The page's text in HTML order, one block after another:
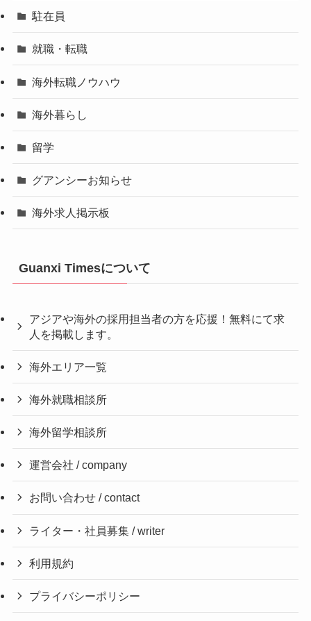
駐在員
就職・転職
海外転職ノウハウ
海外暮らし
留学
グアンシーお知らせ
海外求人掲示板
Guanxi Timesについて
アジアや海外の採用担当者の方を応援！無料にて求
人を掲載します。
海外エリア一覧
海外就職相談所
海外留学相談所
運営会社 / company
お問い合わせ / contact
ライター・社員募集 / writer
利用規約
プライバシーポリシー